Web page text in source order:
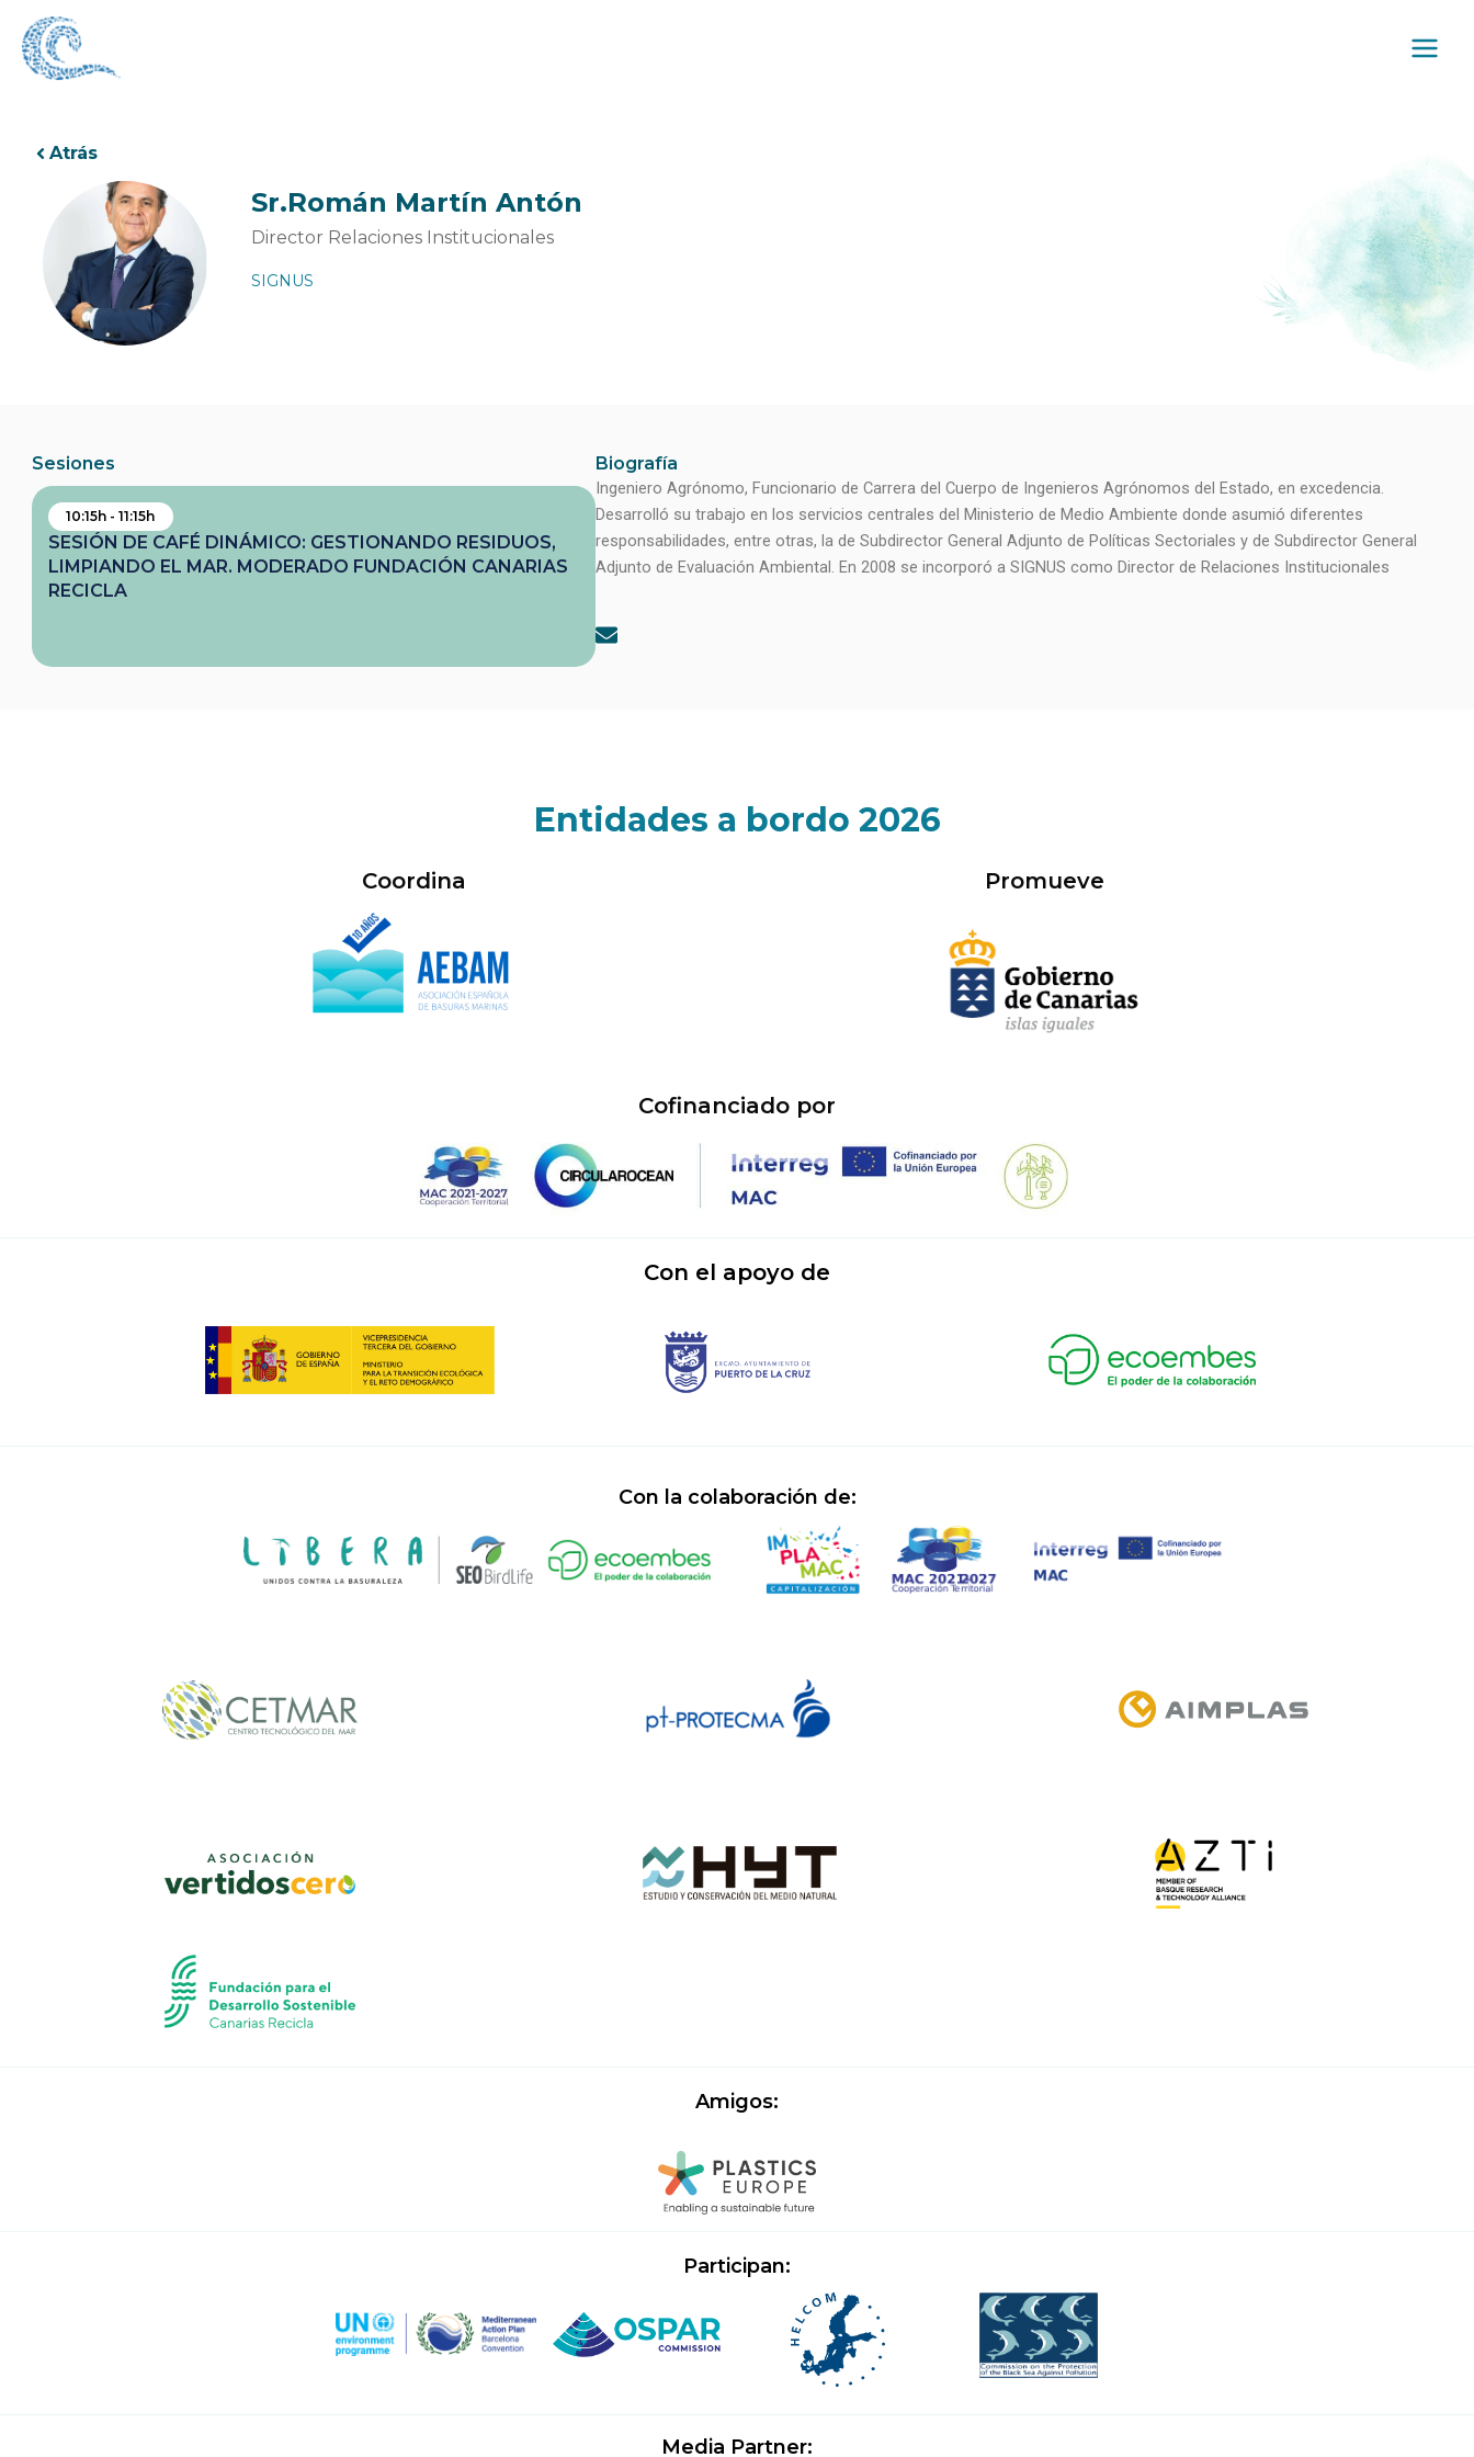
contenido
Atrás
Sr.Román Martín Antón
Director Relaciones Institucionales
SIGNUS
Sesiones
10:15h - 11:15h
SESIÓN DE CAFÉ DINÁMICO: GESTIONANDO RESIDUOS,
LIMPIANDO EL MAR. MODERADO FUNDACIÓN CANARIAS
RECICLA
Biografía
Ingeniero Agrónomo, Funcionario de Carrera del Cuerpo de Ingenieros Agrónomos del Estado, en excedencia.
Desarrolló su trabajo en los servicios centrales del Ministerio de Medio Ambiente donde asumió diferentes
responsabilidades, entre otras, la de Subdirector General Adjunto de Políticas Sectoriales y de Subdirector General
Adjunto de Evaluación Ambiental. En 2008 se incorporó a SIGNUS como Director de Relaciones Institucionales
E
Entidades a bordo 2026
Coordina Promueve
Cofinanciado por
Con el apoyo de
Con la colaboración de:
Amigos:
Participan:
Media Partner: